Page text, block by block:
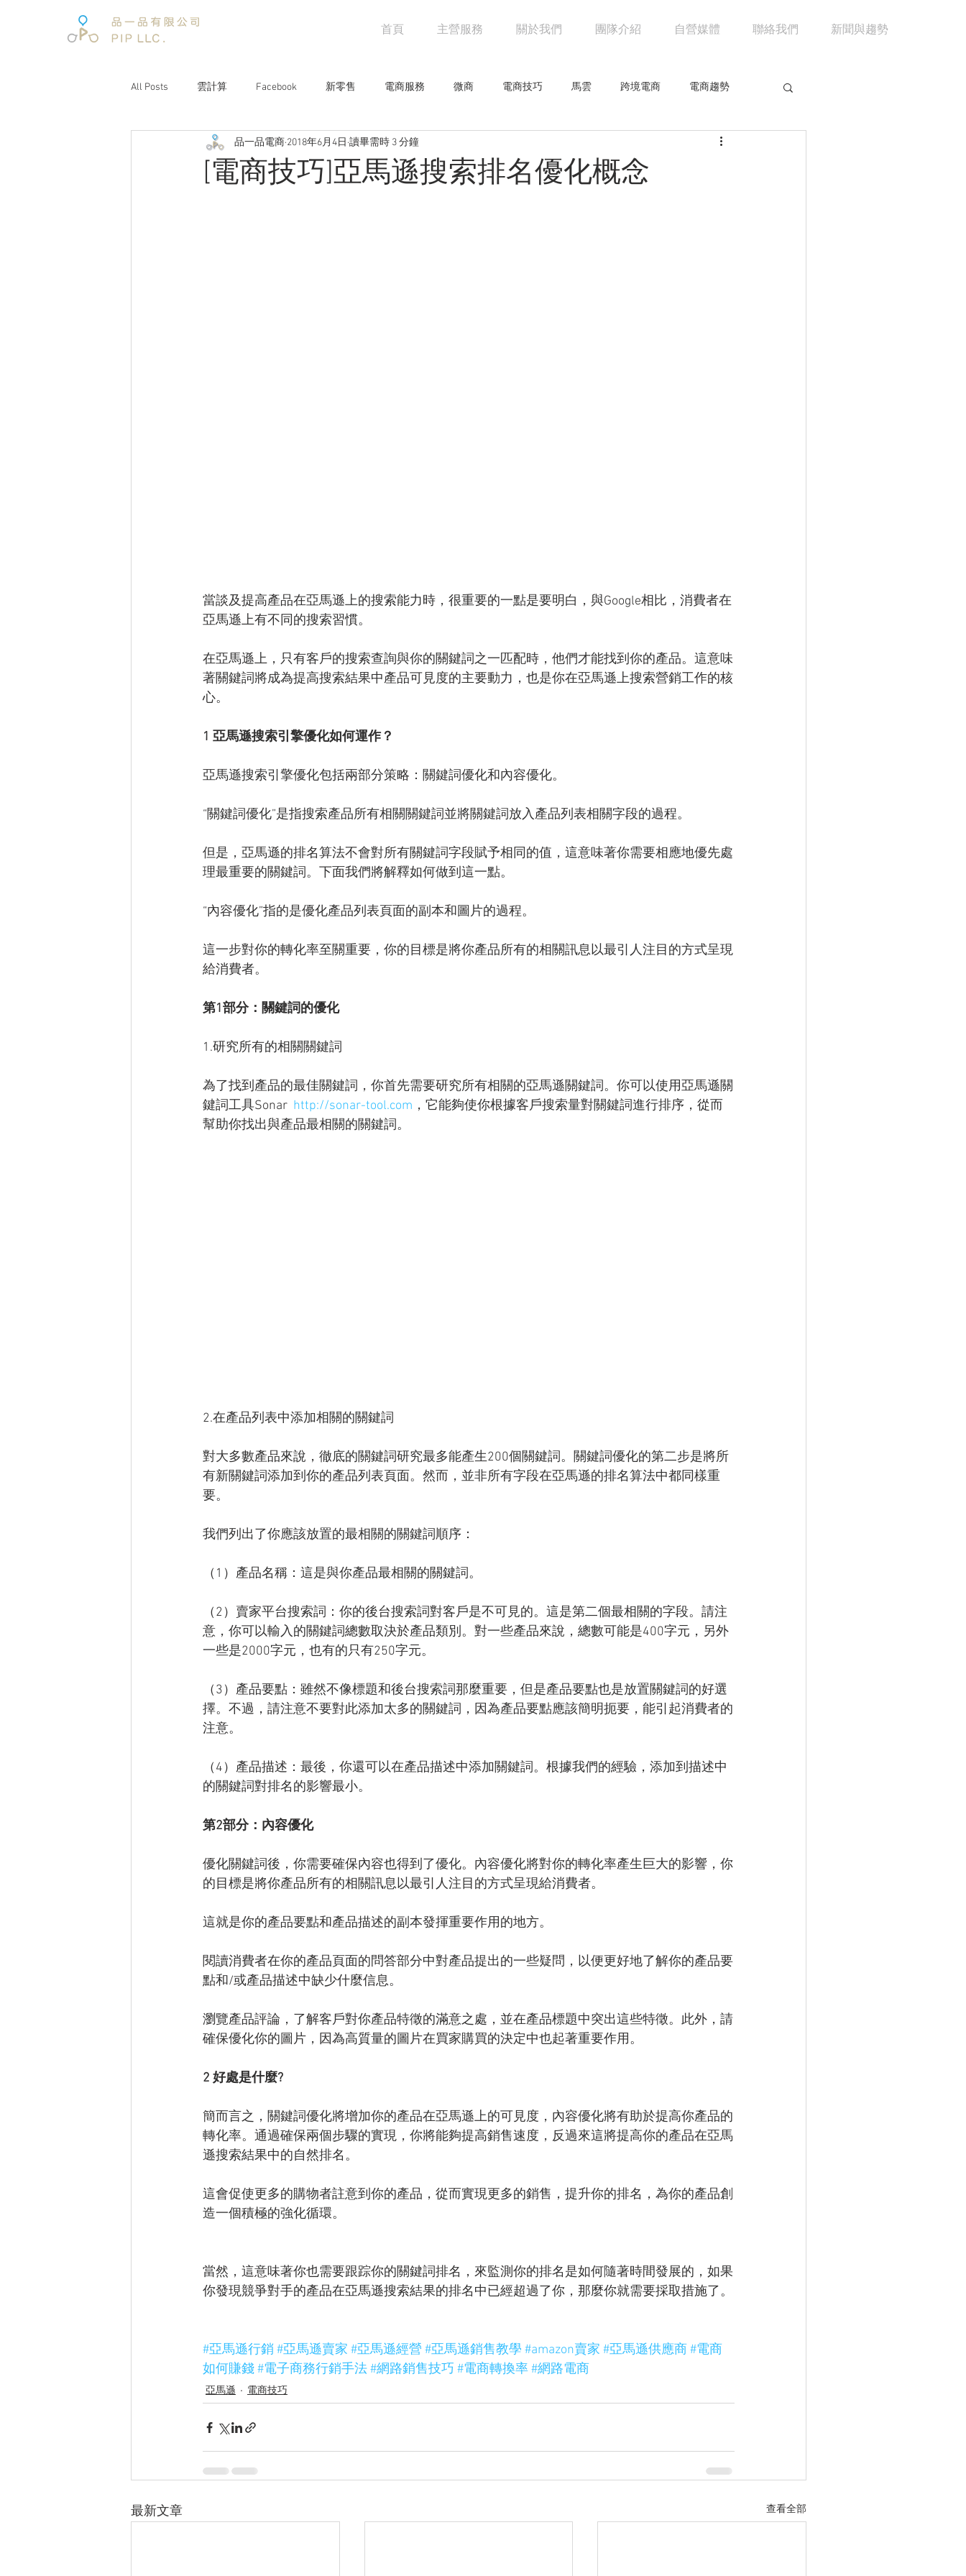
首頁 主營服務 關於我們 團隊介紹 自營媒體 聯絡我們 新聞與趨勢
All Posts 雲計算 Facebook 新零售 電商服務 微商 電商技巧 馬雲 跨境電商 電商趨勢
電子商務報告 阿里巴巴 電商物流 京東
[電商技巧]亞馬遜搜索排名優化概念
品一品電商 2018年6月4日 讀畢需時 3 分鐘
當談及提高產品在亞馬遜上的搜索能力時，很重要的一點是要明白，與Google相比，消費者在
亞馬遜上有不同的搜索習慣。
在亞馬遜上，只有客戶的搜索查詢與你的關鍵詞之一匹配時，他們才能找到你的產品。這意味
著關鍵詞將成為提高搜索結果中產品可見度的主要動力，也是你在亞馬遜上搜索營銷工作的核
心。
1 亞馬遜搜索引擎優化如何運作？
亞馬遜搜索引擎優化包括兩部分策略：關鍵詞優化和內容優化。
“關鍵詞優化”是指搜索產品所有相關關鍵詞並將關鍵詞放入產品列表相關字段的過程。
但是，亞馬遜的排名算法不會對所有關鍵詞字段賦予相同的值，這意味著你需要相應地優先處
理最重要的關鍵詞。下面我們將解釋如何做到這一點。
“內容優化”指的是優化產品列表頁面的副本和圖片的過程。
這一步對你的轉化率至關重要，你的目標是將你產品所有的相關訊息以最引人注目的方式呈現
給消費者。
第1部分：關鍵詞的優化
1.研究所有的相關關鍵詞
為了找到產品的最佳關鍵詞，你首先需要研究所有相關的亞馬遜關鍵詞。你可以使用亞馬遜關
鍵詞工具Sonar http://sonar-tool.com ，它能夠使你根據客戶搜索量對關鍵詞進行排序，從而
幫助你找出與產品最相關的關鍵詞。
2.在產品列表中添加相關的關鍵詞
對大多數產品來說，徹底的關鍵詞研究最多能產生200個關鍵詞。關鍵詞優化的第二步是將所
有新關鍵詞添加到你的產品列表頁面。然而，並非所有字段在亞馬遜的排名算法中都同樣重
要。
我們列出了你應該放置的最相關的關鍵詞順序：
（1）產品名稱：這是與你產品最相關的關鍵詞。
（2）賣家平台搜索詞：你的後台搜索詞對客戶是不可見的。這是第二個最相關的字段。請注
意，你可以輸入的關鍵詞總數取決於產品類別。對一些產品來說，總數可能是400字元，另外
一些是2000字元，也有的只有250字元。
（3）產品要點：雖然不像標題和後台搜索詞那麼重要，但是產品要點也是放置關鍵詞的好選
擇。不過，請注意不要對此添加太多的關鍵詞，因為產品要點應該簡明扼要，能引起消費者的
注意。
（4）產品描述：最後，你還可以在產品描述中添加關鍵詞。根據我們的經驗，添加到描述中
的關鍵詞對排名的影響最小。
第2部分：內容優化
優化關鍵詞後，你需要確保內容也得到了優化。內容優化將對你的轉化率產生巨大的影響，你
的目標是將你產品所有的相關訊息以最引人注目的方式呈現給消費者。
這就是你的產品要點和產品描述的副本發揮重要作用的地方。
閱讀消費者在你的產品頁面的問答部分中對產品提出的一些疑問，以便更好地了解你的產品要
點和/或產品描述中缺少什麼信息。
瀏覽產品評論，了解客戶對你產品特徵的滿意之處，並在產品標題中突出這些特徵。此外，請
確保優化你的圖片，因為高質量的圖片在買家購買的決定中也起著重要作用。
2 好處是什麼?
簡而言之，關鍵詞優化將增加你的產品在亞馬遜上的可見度，內容優化將有助於提高你產品的
轉化率。通過確保兩個步驟的實現，你將能夠提高銷售速度，反過來這將提高你的產品在亞馬
遜搜索結果中的自然排名。
這會促使更多的購物者註意到你的產品，從而實現更多的銷售，提升你的排名，為你的產品創
造一個積極的強化循環。
當然，這意味著你也需要跟踪你的關鍵詞排名，來監測你的排名是如何隨著時間發展的，如果
你發現競爭對手的產品在亞馬遜搜索結果的排名中已經超過了你，那麼你就需要採取措施了。
#亞馬遜行銷 #亞馬遜賣家 #亞馬遜經營 #亞馬遜銷售教學 #amazon賣家 #亞馬遜供應商 #電商
如何賺錢#電子商務行銷手法#網路銷售技巧 #電商轉換率#網路電商
亞馬遜 電商技巧
最新文章 查看全部